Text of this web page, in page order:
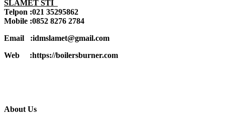
SLAMET STI
Telpon :021 35295862
Mobile :0852 8276 2784
Email :idmslamet@gmail.com
Web :https://boilersburner.com
About Us